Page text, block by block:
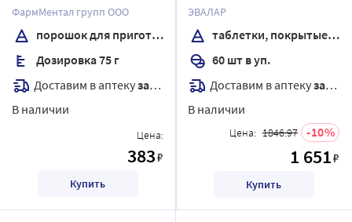
приготовления раствора
для приема внутрь 84,4 гр
аромат апельсина
ФармМентал групп ООО
порошок для приготовления раствора
Дозировка 75 г
Доставим в аптекузавтра
В наличии
Цена:
383₽
Купить
оболочкой массой 1,1 г
ЭВАЛАР
таблетки, покрытые оболочкой
60 шт в уп.
Доставим в аптекузавтра
В наличии
Цена: 1846.97 10
1 651₽
Купить